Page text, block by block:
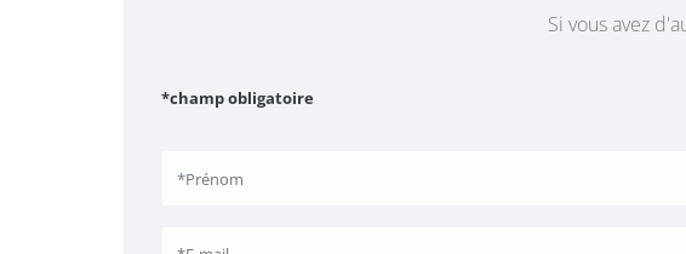
Si vous avez
*champ obligatoire